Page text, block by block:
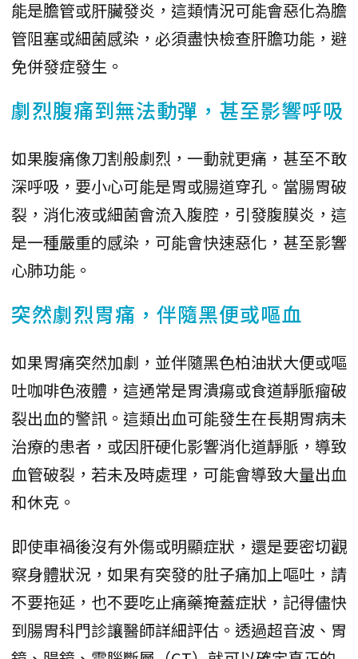
能是膽管或肝臟發炎，這類情況可能會惡化為膽
管阻塞或細菌感染，必須盡快檢查肝膽功能，避
免併發症發生。
劇烈腹痛到無法動彈，甚至影響呼吸
如果腹痛像刀割般劇烈，一動就更痛，甚至不敢
深呼吸，要小心可能是胃或腸道穿孔。當腸胃破
裂，消化液或細菌會流入腹腔，引發腹膜炎，這
是一種嚴重的感染，可能會快速惡化，甚至影響
心肺功能。
突然劇烈胃痛，伴隨黑便或嘔血
如果胃痛突然加劇，並伴隨黑色柏油狀大便或嘔
吐咖啡色液體，這通常是胃潰瘍或食道靜脈瘤破
裂出血的警訊。這類出血可能發生在長期胃病未
治療的患者，或因肝硬化影響消化道靜脈，導致
血管破裂，若未及時處理，可能會導致大量出血
和休克。
即使車禍後沒有外傷或明顯症狀，還是要密切觀
察身體狀況，如果有突發的肚子痛加上嘔吐，請
不要拖延，也不要吃止痛藥掩蓋症狀，記得儘快
到腸胃科門診讓醫師詳細評估。透過超音波、胃